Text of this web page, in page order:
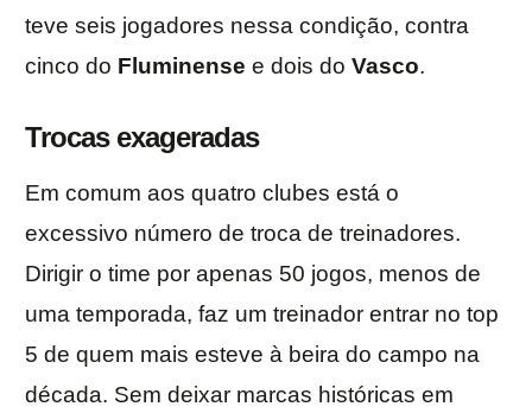
teve seis jogadores nessa condição, contra
cinco do Fluminense e dois do Vasco.
Trocas exageradas
Em comum aos quatro clubes está o
excessivo número de troca de treinadores.
Dirigir o time por apenas 50 jogos, menos de
uma temporada, faz um treinador entrar no top
5 de quem mais esteve à beira do campo na
década. Sem deixar marcas históricas em